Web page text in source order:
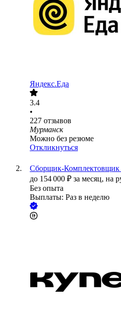
Яндекс.Еда
3.4
•
227 отзывов
Мурманск
Можно без резюме
Откликнуться
Сборщик-Комплектовщик
до 154 000 ₽ за месяц, на
Без опыта
Выплаты: Раз в неделю